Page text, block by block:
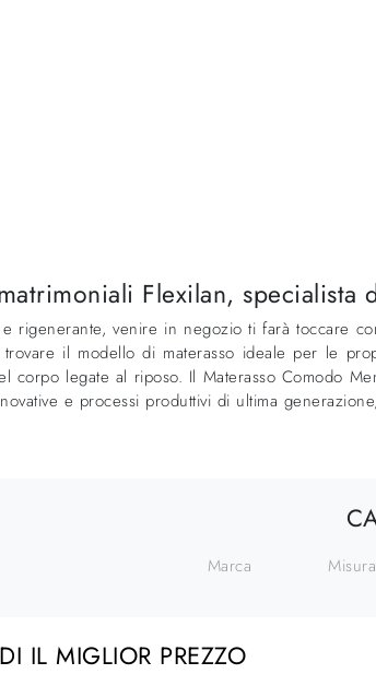
Flexilan,
rigenerante, venire in negozio ti farà toccare
il modello di materasso ideale per le
corpo legate al riposo. Il Materasso Comodo
e processi produttivi di ultima
Marca Misura
IL MIGLIOR PREZZO